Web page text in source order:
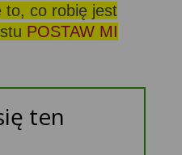
to, co robię jest
POSTAW MI
ten